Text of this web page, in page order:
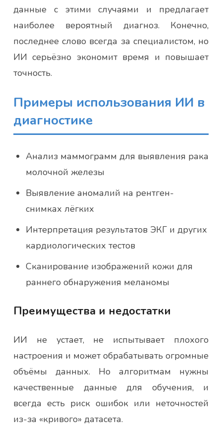
данные с этими случаями и предлагает
наиболее вероятный диагноз. Конечно,
последнее слово всегда за специалистом, но
ИИ серьёзно экономит время и повышает
точность.
Примеры использования ИИ в
диагностике
Анализ маммограмм для выявления рака
молочной железы
Выявление аномалий на рентген-
снимках лёгких
Интерпретация результатов ЭКГ и других
кардиологических тестов
Сканирование изображений кожи для
раннего обнаружения меланомы
Преимущества и недостатки
ИИ не устает, не испытывает плохого
настроения и может обрабатывать огромные
объёмы данных. Но алгоритмам нужны
качественные данные для обучения, и
всегда есть риск ошибок или неточностей
из-за «кривого» датасета.